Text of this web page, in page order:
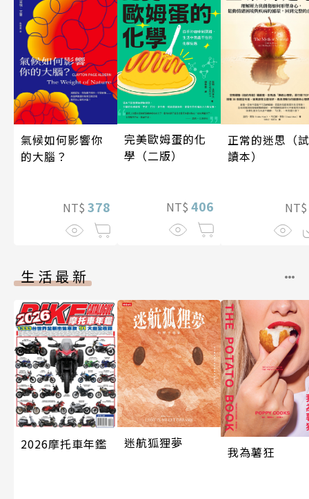
氣候如何影響你
的大腦？
NT$ 378
完美歐姆蛋的化
學（二版）
NT$ 406
正常的迷思（試
讀本）
NT$
生活最新
2026摩托車年鑑 迷航狐狸夢
我為薯狂